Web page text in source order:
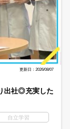
更新日：2026/08/07
出社◎充実した
自立学習